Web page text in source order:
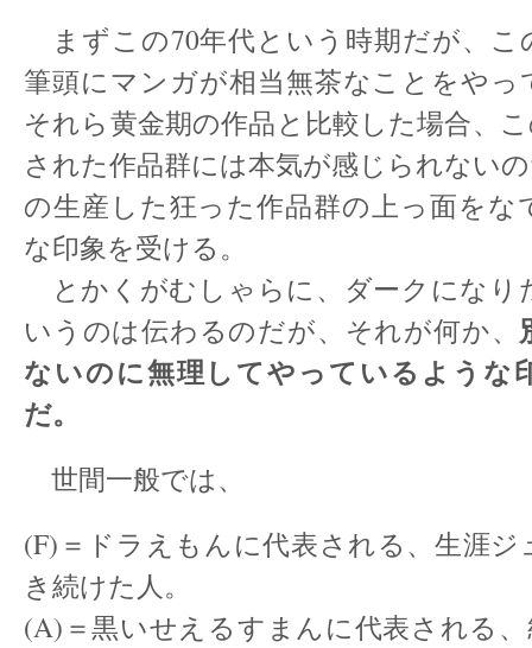
まずこの70年代という時期だが、こ
筆頭にマンガが相当無茶なことをやっ
それら黄金期の作品と比較した場合、
された作品群には本気が感じられない
の生産した狂った作品群の上っ面をな
な印象を受ける。
とかくがむしゃらに、ダークになり
いうのは伝わるのだが、それが何か、
ないのに無理してやっているような
だ。
世間一般では、
(F)＝ドラえもんに代表される、生涯
き続けた人。
(A)＝黒いせえるすまんに代表される